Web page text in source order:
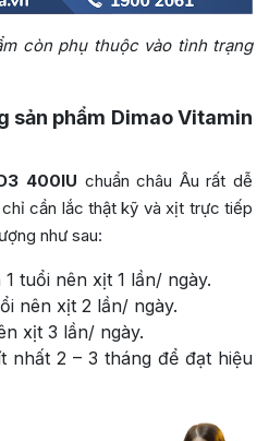
còn phụ thuộc vào tình trạng
sản phẩm Dimao Vitamin
400IU chuẩn châu Âu rất dễ
cần lắc thật kỹ và xịt trực tiếp
như sau:
tuổi nên xịt 1 lần/ ngày.
nên xịt 2 lần/ ngày.
xịt 3 lần/ ngày.
nhất 2 – 3 tháng để đạt hiệu